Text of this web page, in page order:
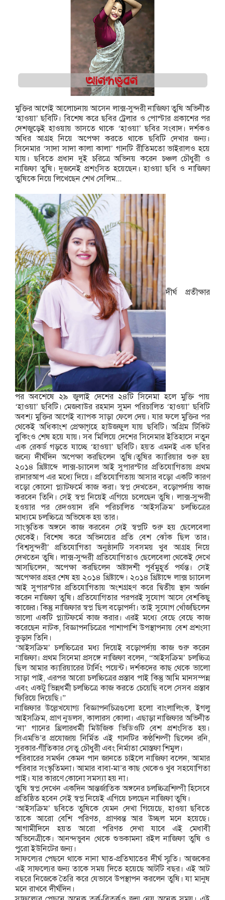
মুক্তির আগেই আলোচনায় আসেন লাক্স-সুন্দরী নাজিফা তুষি অভিনীত
‘হাওয়া’ ছবিটি। বিশেষ করে ছবির ট্রেলার ও পোস্টার প্রকাশের পর
দেশজুড়েই হাওয়ায় ভাসতে থাকে ‘হাওয়া’ ছবির সংবাদ। দর্শকও
অধির আগ্রহ নিয়ে অপেক্ষা করতে থাকে ছবিটি দেখার জন্য।
সিনেমার ‘সাদা সাদা কালা কালা’ গানটি রীতিমতো ভাইরালও হয়ে
যায়। ছবিতে প্রধান দুই চরিত্রে অভিনয় করেন চঞ্চল চৌধুরী ও
নাজিফা তুষি। দুজনেই প্রশংসিত হয়েছেন। হাওয়া ছবি ও নাজিফা
তুষিকে নিয়ে লিখেছেন শেখ সেলিম...
দীর্ঘ প্রতীক্ষার
পর অবশেষে ২৯ জুলাই দেশের ২৪টি সিনেমা হলে মুক্তি পায়
‘হাওয়া’ ছবিটি। মেজবাউর রহমান সুমন পরিচালিত ‘হাওয়া’ ছবিটি
অবশ্য মুক্তির আগেই ব্যাপক সাড়া ফেলে দেয়। যার ফলে মুক্তির পর
থেকেই অধিকাংশ প্রেক্ষাগৃহে হাউজফুল যায় ছবিটি। অগ্রিম টিকিট
বুকিংও শেষ হয়ে যায়। সব মিলিয়ে দেশের সিনেমার ইতিহাসে নতুন
এক রেকর্ড গড়তে যাচ্ছে ‘হাওয়া’ ছবিটি। হয়ত এমনই এক ছবির
জন্যে দীর্ঘদিন অপেক্ষা করছিলেন তুষি।তুষির ক্যারিয়ার শুরু হয়
২০১৪ খ্রিষ্টাব্দে লাক্স-চ্যানেল আই সুপারস্টার প্রতিযোগিতায় প্রথম
রানারআপ এর মধ্যে দিয়ে। প্রতিযোগিতায় আসার বড়ো একটি কারণ
বড়ো কোনো প্ল্যাটফর্মে কাজ করা। স্বপ্ন দেখতেন, বড়োপর্দায় কাজ
করবেন তিনি। সেই স্বপ্ন নিয়েই এগিয়ে চলেছেন তুষি। লাক্স-সুন্দরী
হওয়ার পর রেদওয়ান রনি পরিচালিত ‘আইসক্রিম’ চলচ্চিত্রের
মাধ্যমে চলচ্চিত্রে অভিষেক হয় তার।
সাংস্কৃতিক অঙ্গনে কাজ করবেন সেই স্বপ্নটি শুরু হয় ছেলেবেলা
থেকেই। বিশেষ করে অভিনয়ের প্রতি বেশ ঝোঁক ছিল তার।
‘বিশ্বসুন্দরী’ প্রতিযোগিতা অনুষ্ঠানটি সবসময় খুব আগ্রহ নিয়ে
দেখতেন তুষি। লাক্স-সুন্দরী প্রতিযোগিতাও ছেলেবেলা থেকেই দেখে
আসছিলেন, অপেক্ষা করছিলেন অষ্টাদশী পূর্বমুহূর্ত পর্যন্ত। সেই
অপেক্ষার প্রহর শেষ হয় ২০১৪ খ্রিষ্টাব্দে। ২০১৪ খ্রিষ্টাব্দে লাক্স চ্যানেল
আই সুপারস্টার প্রতিযোগিতায় অংশগ্রহণ করে দ্বিতীয় স্থান অর্জন
করেন নাজিফা তুষি। প্রতিযোগিতার পরপরই সুযোগ আসে বেশকিছু
কাজের। কিন্তু নাজিফার স্বপ্ন ছিল বড়োপর্দা। তাই সুযোগ খোঁজছিলেন
ভালো একটি প্ল্যাটফর্মে কাজ করার। এরই মধ্যে বেছে বেছে কাজ
করেছেন নাটক, বিজ্ঞাপনচিত্রের পাশাপাশি উপস্থাপনায় বেশ প্রশংসা
কুড়ান তিনি।
‘আইসক্রিম’ চলচ্চিত্রের মধ্য দিয়েই বড়োপর্দায় কাজ শুরু করেন
নাজিফা। প্রথম সিনেমা প্রসঙ্গে নাজিফা বলেন, “আইসক্রিম’ চলচ্চিত্র
ছিল আমার ক্যারিয়ারের টার্নিং পয়েন্ট। দর্শকদের কাছ থেকে ভালো
সাড়া পাই, এরপর আরো চলচ্চিত্রের প্রস্তাব পাই কিন্তু আমি মানসম্পন্ন
এবং একটু ভিন্নধর্মী চলচ্চিত্রে কাজ করতে চেয়েছি বলে সেসব প্রস্তাব
ফিরিয়ে দিয়েছি।”
নাজিফার উল্লেখযোগ্য বিজ্ঞাপনচিত্রগুলো হলো বাংলালিংক, ইগলু
আইসক্রিম, প্রাণ নুডলস, কালারস কোলা। এছাড়া নাজিফার অভিনীত
‘না’ গানের থ্রিলারধর্মী মিউজিক ভিডিওটি বেশ প্রশংসিত হয়।
সিএমভি’র প্রযোজায় নির্মিত এই গানটির কণ্ঠশিল্পী ছিলেন রনি,
সুরকার-গীতিকার সেতু চৌধুরী এবং নির্মাতা মোস্তফা শিমুল।
পরিবারের সমর্থন কেমন পান জানতে চাইলে নাজিফা বলেন, আমার
পরিবার সংস্কৃতিমনা। আমার বাবা-মা’র কাছ থেকেও খুব সহযোগিতা
পাই। যার কারণে কোনো সমস্যা হয় না।
তুষি স্বপ্ন দেখেন একদিন আন্তর্জাতিক অঙ্গনের চলচ্চিত্রশিল্পী হিসেবে
প্রতিষ্ঠিত হবেন সেই স্বপ্ন নিয়েই এগিয়ে চলছেন নাজিফা তুষি।
‘আইসক্রিম’ ছবিতে তুষিকে যেমন দেখা গিয়েছে, হাওয়া ছবিতে
তাকে আরো বেশি পরিণত, প্রাণবন্ত আর উচ্ছল মনে হয়েছে।
আগামীদিনে হয়ত আরো পরিণত দেখা যাবে এই মেধাবী
অভিনেত্রীকে। আনন্দভুবন থেকে শুভকামনা রইল নাজিফা তুষি ও
পুরো ইউনিটের জন্য।
সাফল্যের পেছনে থাকে নানা ঘাত-প্রতিঘাতের দীর্ঘ স্মৃতি। আজকের
এই সাফল্যের জন্য তাকে সময় দিতে হয়েছে আটটি বছর। এই আট
বছরে নিজেকে তৈরি করে যেভাবে উপস্থাপন করলেন তুষি। যা মানুষ
মনে রাখবে দীর্ঘদিন।